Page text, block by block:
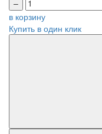
–
в корзину
Купить в один клик